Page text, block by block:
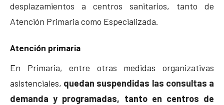
desplazamientos a centros sanitarios, tanto de
Atención Primaria como Especializada.
Atención primaria
En Primaria, entre otras medidas organizativas
asistenciales, quedan suspendidas las consultas a
demanda y programadas, tanto en centros de